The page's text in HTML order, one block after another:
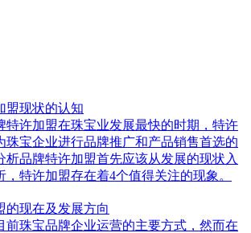
盟现状的认知
特许加盟在珠宝业发展最快的时期，特许
珠宝企业进行品牌推广和产品销售首选的
析品牌特许加盟首先应该从发展的现状入
，特许加盟存在着4个值得关注的现象。
的现在及发展方向
前珠宝品牌企业运营的主要方式，然而在